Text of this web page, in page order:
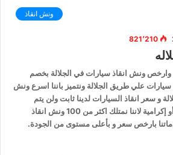
ونش انقاذ
821٬210
ونش انقاذ سيارات في الجلالة بخصم
سيارات علي طريق الجلالة ونتميز باننا اسرع ونش
و سعر انقاذ السيارات لدينا ثابت ولن يتم
مطالبتك بأي رسوم إضافية أو إكرامية لاننا نمتلك اكثر من 100 ونش انقاذ
بارخص سعر و بأعلى مستوى من الجودة.